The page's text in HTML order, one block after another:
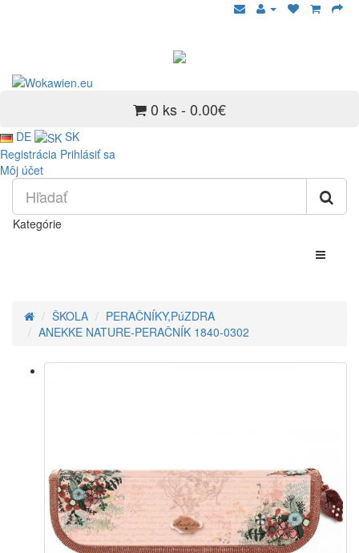
0 ks - 0.00€
DE
SK
Registrácia Prihlásiť sa
Môj účet
Kategórie
ŠKOLA
PERAČNÍKY,PúZDRA
ANEKKE NATURE-PERAČNÍK 1840-0302